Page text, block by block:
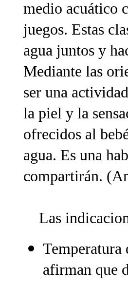
medio acuático
juegos. Estas
agua juntos y
Mediante las
ser una
la piel y la
ofrecidos al
agua. Es una
compartirán.
Las
afirman que